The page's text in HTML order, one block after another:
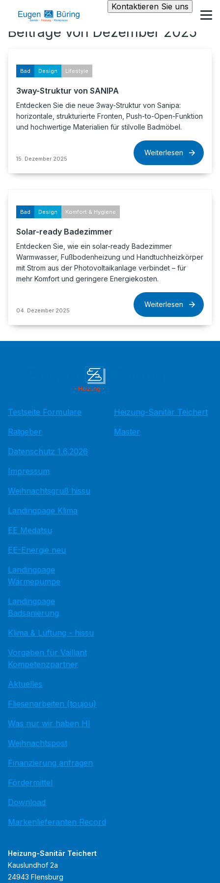
Kontaktieren Sie uns
Beiträge von Dezember 2025
Bad Design Lifestyle
3way-Struktur von SANIPA
Entdecken Sie die neue 3way-Struktur von Sanipa:
horizontale, strukturierte Fronten, Push-to-Open-Funktion
und hochwertige Materialien für stilvolle Badmöbel.
15. Dezember 2025
Weiterlesen
Bad Design Komfort & Hygiene
Solar-ready Badezimmer
Entdecken Sie, wie ein solar-ready Badezimmer
Warmwasser, Fußbodenheizung und Handtuchheizkörper
mit Strom aus der Photovoltaikanlage verbindet – für
mehr Komfort und geringere Energiekosten.
04. Dezember 2025
Weiterlesen
Testseite Formulare
Ratgeber
Datenschutz 1.6.2026
Impressum
Weihnachtsgruß hissu
Landingpage Klima
EE Medatsu
EE-Energie neu
Landingpage
Wärmepumpe
Landingpage
Badsanierung
Klima & Lüftung - hissu
Vorgaben für Vaillant
Kompetenzpartner
Aktuelles
Fliesenarbeiten (toujou)
Was nur wir haben HI
Weihnachtspost
Finanzierung anfragen
Fördermittel
Download
Markenlieferanten Record
Heizung-Sanitär Teichert
Master
Heizung-Sanitär Teichert
Kauslundhof 2a
24943 Flensburg